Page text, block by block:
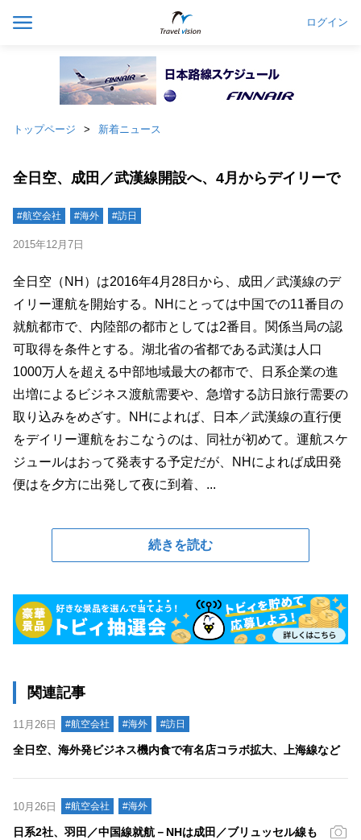
ログイン
トップページ 新着ニュース
全日空、成田／武漢線開設へ、4月からデイリーで
#航空会社 #海外 #訪日
2015年12月7日
全日空（NH）は2016年4月28日から、成田／武漢線のデ
イリー運航を開始する。NHにとっては中国での11番目の
就航都市で、内陸部の都市としては2番目。関係当局の認
可取得を条件とする。湖北省の省都である武漢は人口
1000万人を超える中部地域最大の都市で、日系企業の進
出増によるビジネス渡航需要や、急増する訪日旅行需要の
取り込みをめざす。NHによれば、日本／武漢線の直行便
をデイリー運航をおこなうのは、同社が初めて。運航スケ
ジュールはおって発表する予定だが、NHによれば成田発
便はを夕方に出発して夜に到着、...
続きを読む
関連記事
11月26日 #航空会社 #海外 #訪日
全日空、海外発ビジネス機内食で有名店コラボ拡大、上海線など
10月26日 #航空会社 #海外
日系2社、羽田／中国線就航－NHは成田／ブリュッセル線も